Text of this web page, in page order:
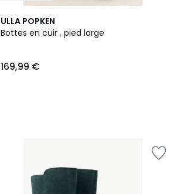
ULLA POPKEN
Bottes en cuir , pied large
169,99 €